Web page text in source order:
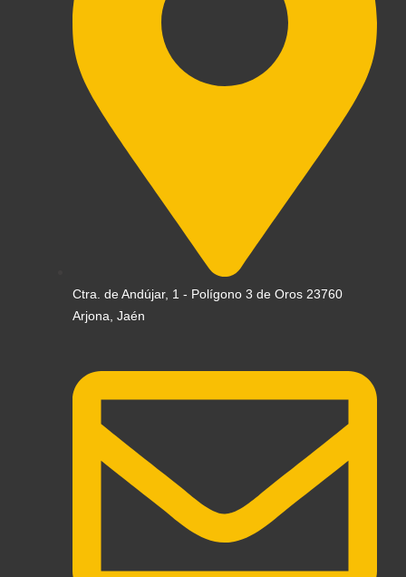
Ctra. de Andújar, 1 - Polígono 3 de Oros 23760
Arjona, Jaén